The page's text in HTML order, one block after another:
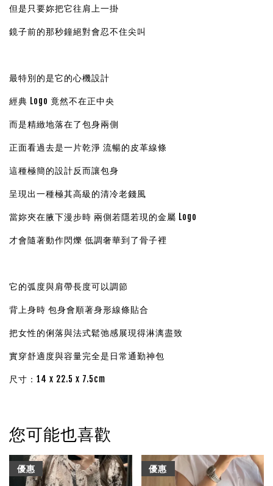
但是只要妳把它往肩上一掛
鏡子前的那秒鐘絕對會忍不住尖叫
最特別的是它的心機設計
經典 Logo 竟然不在正中央
而是精緻地落在了包身兩側
正面看過去是一片乾淨 流暢的皮革線條
這種極簡的設計反而讓包身
呈現出一種極其高級的清冷老錢風
當妳夾在腋下漫步時 兩側若隱若現的金屬 Logo
才會隨著動作閃爍 低調奢華到了骨子裡
它的弧度與肩帶長度可以調節
背上身時 包身會順著身形線條貼合
把女性的俐落與法式鬆弛感展現得淋漓盡致
實穿舒適度與容量完全是日常通勤神包
尺寸：14 x 22.5 x 7.5cm
您可能也喜歡
優惠 優惠